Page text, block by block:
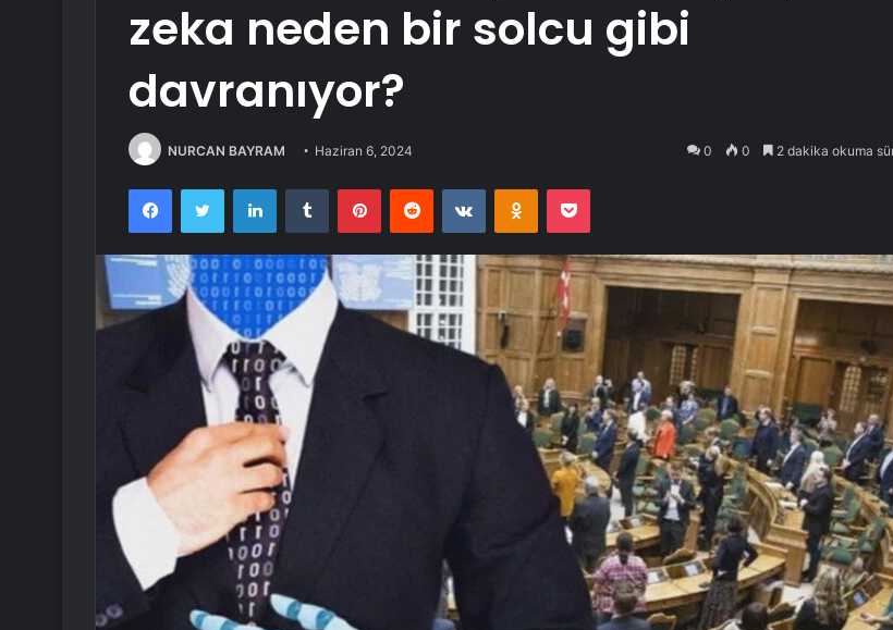
zeka neden bir solcu gibi
davranıyor?
NURCAN BAYRAM Haziran 6, 2024 0 0 2 dakika okuma
FacebookTwitter LinkedInTumblr PinterestReddit VKontakteOdnoklassniki
Pocket